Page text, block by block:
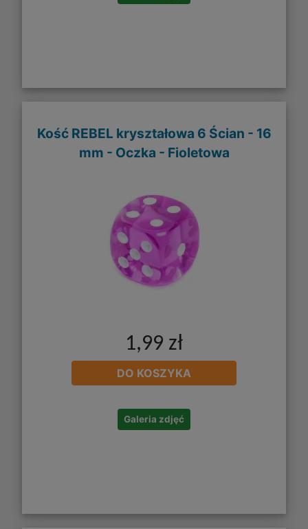
Kość REBEL kryształowa 6 Ścian - 16
mm - Oczka - Fioletowa
1,99 zł
DO KOSZYKA
Galeria zdjęć